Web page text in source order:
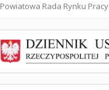
Powiatowa Rada Rynku Pracy